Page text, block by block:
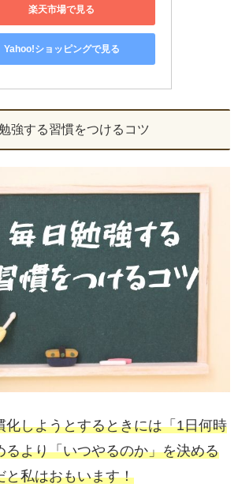
楽天市場で見る
Yahoo!ショッピングで見る
強する習慣をつけるコツ
化しようとするときには「1日何時
るより「いつやるのか」を決める
と私はおもいます！